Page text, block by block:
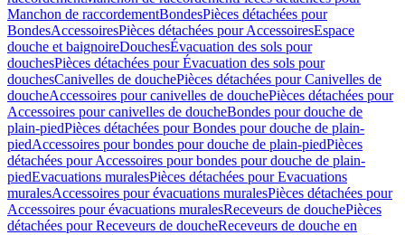
Manchon de raccordementBondesPièces détachées pour
BondesAccessoiresPièces détachées pour AccessoiresEspace
douche et baignoireDouchesÉvacuation des sols pour
douchesPièces détachées pour Évacuation des sols pour
douchesCanivelles de douchePièces détachées pour Canivelles de
doucheAccessoires pour canivelles de douchePièces détachées pour
Accessoires pour canivelles de doucheBondes pour douche de
plain-piedPièces détachées pour Bondes pour douche de plain-
piedAccessoires pour bondes pour douche de plain-piedPièces
détachées pour Accessoires pour bondes pour douche de plain-
piedEvacuations muralesPièces détachées pour Evacuations
muralesAccessoires pour évacuations muralesPièces détachées pour
Accessoires pour évacuations muralesReceveurs de douchePièces
détachées pour Receveurs de doucheReceveurs de douche en